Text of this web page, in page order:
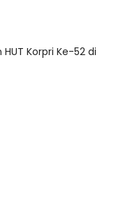
Korpri Ke-52 di